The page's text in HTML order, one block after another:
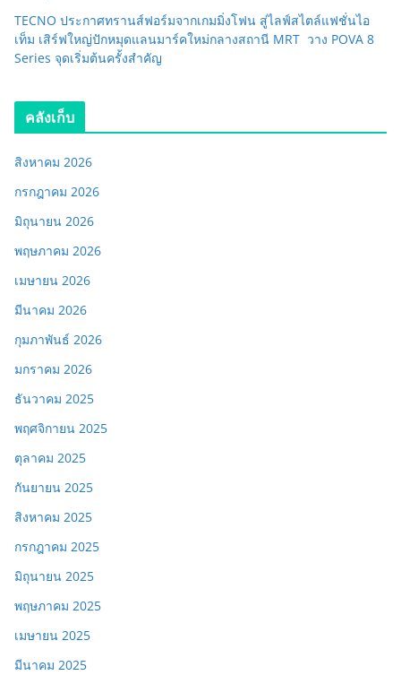
TECNO ประกาศทรานส์ฟอร์มจากเกมมิ่งโฟน สู่ไลฟ์สไตล์แฟชั่นไอ
เท็ม เสิร์ฟใหญ่ปักหมุดแลนมาร์คใหม่กลางสถานี MRT วาง POVA 8
Series จุดเริ่มต้นครั้งสำคัญ
คลังเก็บ
สิงหาคม 2026
กรกฎาคม 2026
มิถุนายน 2026
พฤษภาคม 2026
เมษายน 2026
มีนาคม 2026
กุมภาพันธ์ 2026
มกราคม 2026
ธันวาคม 2025
พฤศจิกายน 2025
ตุลาคม 2025
กันยายน 2025
สิงหาคม 2025
กรกฎาคม 2025
มิถุนายน 2025
พฤษภาคม 2025
เมษายน 2025
มีนาคม 2025